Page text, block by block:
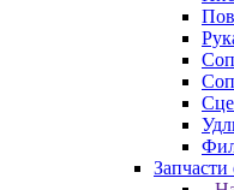
Запчасти